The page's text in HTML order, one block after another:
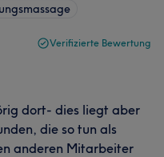
Verifizierte Bewertung
dort- dies liegt aber
die so tun als
anderen Mitarbeiter